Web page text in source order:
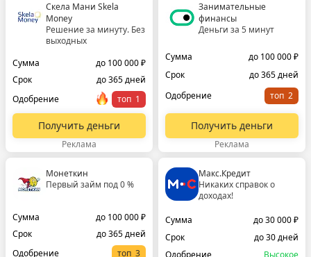
Скела Мани Skela
Money
Решение за минуту. Без
выходных
Сумма
до 100 000 ₽
Срок
до 365 дней
Одобрение
топ
Получить деньги
Реклама
Занимательные
финансы
Деньги за 5 минут
Сумма
до 100 000 ₽
Срок
до 365 дней
Одобрение
топ
Получить деньги
Реклама
Монеткин
Первый займ под 0 %
Сумма
до 100 000 ₽
Срок
до 365 дней
Одобрение
топ
Макс.Кредит
Никаких справок о
доходах!
Сумма
до 30 000 ₽
Срок
до 30 дней
Одобрение
Высокое